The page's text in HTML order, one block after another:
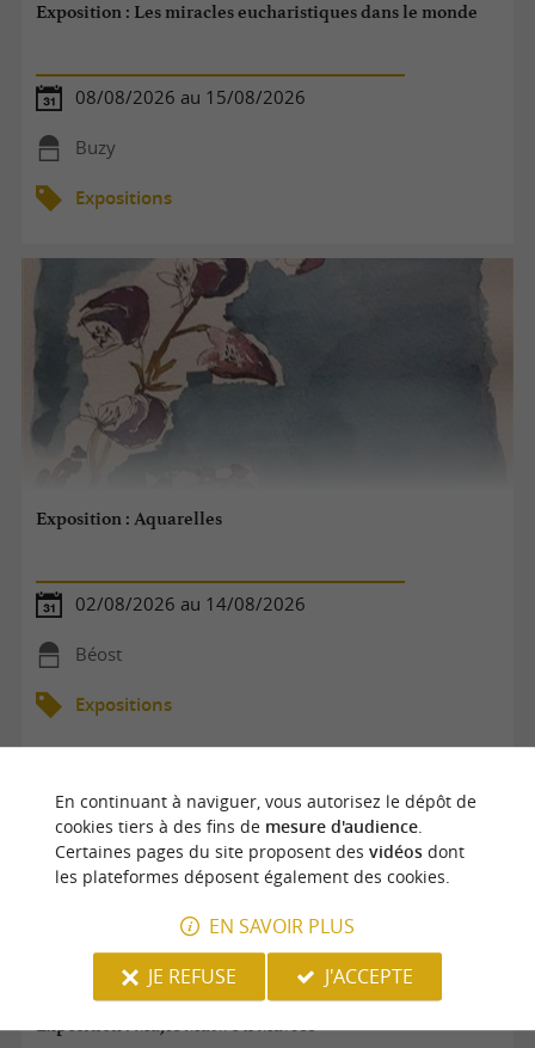
Exposition : Les miracles eucharistiques dans le monde
08/08/2026 au 15/08/2026
Buzy
Expositions
Exposition : Aquarelles
02/08/2026 au 14/08/2026
Béost
Expositions
Exposition : Majic Matwo x Mavros
En continuant à naviguer, vous autorisez le dépôt de
cookies tiers à des fins de mesure d'audience.
Certaines pages du site proposent des vidéosdont
les plateformes déposent également des cookies.
EN SAVOIR PLUS
JE REFUSE
J'ACCEPTE